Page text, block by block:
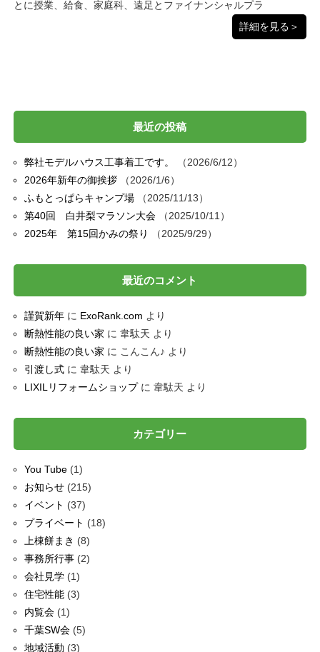
とに授業、給食、家庭科、遠足とファイナンシャルプラ
詳細を見る＞
最近の投稿
弊社モデルハウス工事着工です。
2026/6/12
2026年新年の御挨拶
2026/1/6
ふもとっぱらキャンプ場
2025/11/13
第40回 白井梨マラソン大会
2025/10/11
2025年 第15回かみの祭り
2025/9/29
最近のコメント
謹賀新年に ExoRank.com より
断熱性能の良い家 に 韋駄天 より
断熱性能の良い家 に こんこん♪ より
引渡し式に 韋駄天 より
LIXILリフォームショップに 韋駄天 より
カテゴリー
You Tube(1)
お知らせ(215)
イベント (37)
プライベート (18)
上棟餅まき (8)
事務所行事(2)
会社見学(1)
住宅性能(3)
内覧会(1)
千葉SW会(5)
地域活動 (3)